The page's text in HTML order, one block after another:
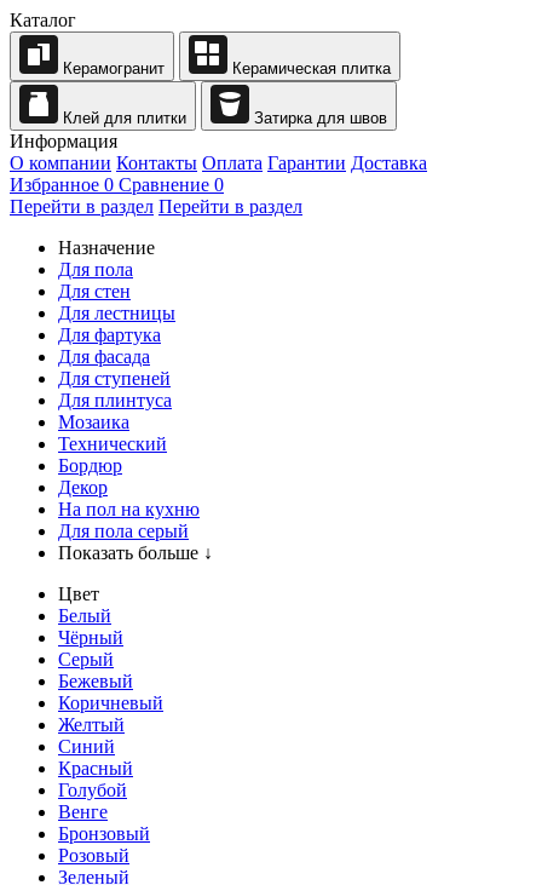
Каталог
Керамогранит Керамическая плитка
Клей для плитки Затирка для швов
Информация
О компании Контакты Оплата Гарантии Доставка
Избранное 0 Сравнение 0
Перейти в раздел Перейти в раздел
Назначение
Для пола
Для стен
Для лестницы
Для фартука
Для фасада
Для ступеней
Для плинтуса
Мозаика
Технический
Бордюр
Декор
На пол на кухню
Для пола серый
Показать больше ↓
Цвет
Белый
Чёрный
Серый
Бежевый
Коричневый
Желтый
Синий
Красный
Голубой
Венге
Бронзовый
Розовый
Зеленый